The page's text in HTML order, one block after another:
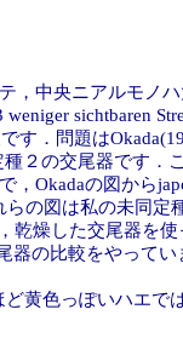
，中央ニアルモノハ
sichtbaren
す．問題は
２の交尾器です．
，Okadaの図から
の図は私の未同定
乾燥した交尾器を
器の比較をやって
黄色っぽいハエで